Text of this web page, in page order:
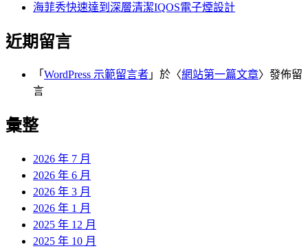
海菲秀快速達到深層清潔IQOS電子煙設計
近期留言
「 WordPress 示範留言者 」於〈網站第一篇文章〉發佈留
言
彙整
2026 年 7 月
2026 年 6 月
2026 年 3 月
2026 年 1 月
2025 年 12 月
2025 年 10 月